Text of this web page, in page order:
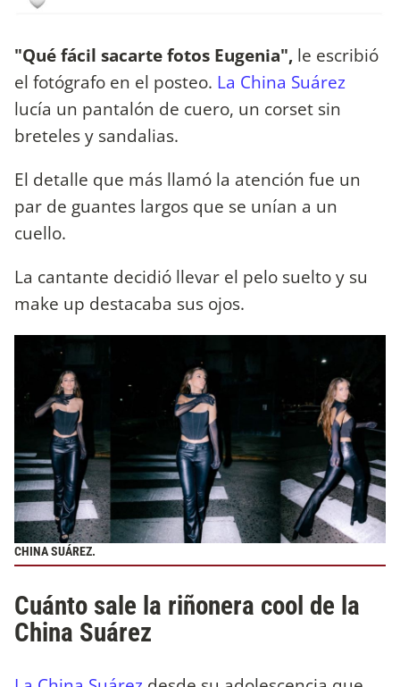
"Qué fácil sacarte fotos Eugenia", le escribió
el fotógrafo en el posteo. La China Suárez
lucía un pantalón de cuero, un corset sin
breteles y sandalias.
El detalle que más llamó la atención fue un
par de guantes largos que se unían a un
cuello.
La cantante decidió llevar el pelo suelto y su
make up destacaba sus ojos.
CHINA SUÁREZ.
Cuánto sale la riñonera cool de la
China Suárez